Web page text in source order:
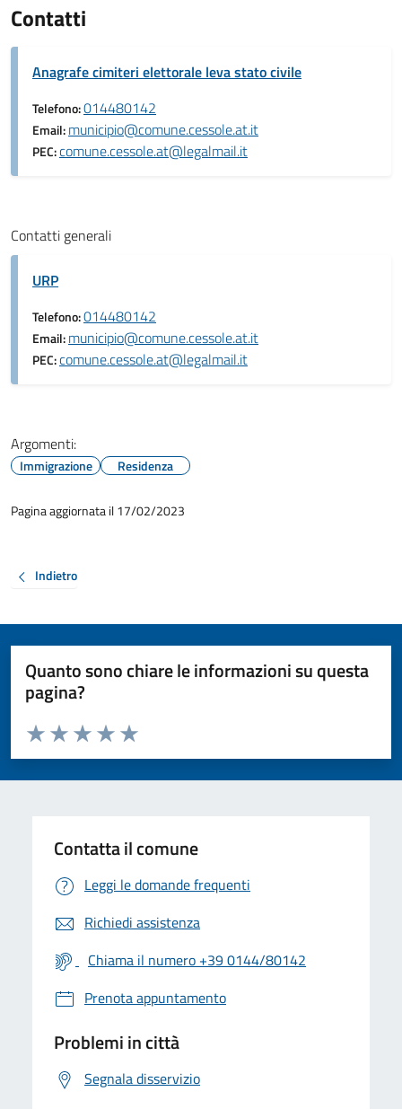
Contatti
Anagrafe cimiteri elettorale leva stato civile
Telefono:014480142
Email:municipio@comune.cessole.at.it
PEC:comune.cessole.at@legalmail.it
Contatti generali
URP
Telefono:014480142
Email:municipio@comune.cessole.at.it
PEC:comune.cessole.at@legalmail.it
Argomenti:
Immigrazione Residenza
Pagina aggiornata il 17/02/2023
Indietro
Quanto sono chiare le informazioni su questa
pagina?
Valuta da 1 a 5 stelle la pagina
Valuta 5 stelle su 5
Valuta 4 stelle su 5
Valuta 3 stelle su 5
Valuta 2 stelle su 5
Valuta 1 stelle su 5
Contatta il comune
Leggi le domande frequenti
Richiedi assistenza
Chiama il numero +39 0144/80142
Prenota appuntamento
Problemi in città
Segnala disservizio